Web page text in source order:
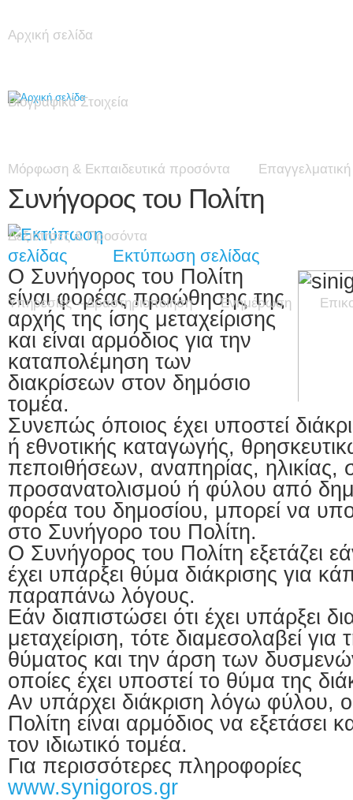
Αρχική σελίδα
Βιογραφικά Στοιχεία
Μόρφωση & Εκπαιδευτικά προσόντα Επαγγελματική
Δεξιότητες & Προσόντα
Υπηρεσίες – Δραστηριοποίηση Ενημέρωση
Συνήγορος του Πολίτη
Εκτύπωση σελίδας
Ο Συνήγορος του Πολίτη
είναι φορέας προώθησης της
αρχής της ίσης μεταχείρισης
και είναι αρμόδιος για την
καταπολέμηση των
διακρίσεων στον δημόσιο
τομέα.
Συνεπώς όποιος έχει υποστεί
ή εθνοτικής καταγωγής,
πεποιθήσεων, αναπηρίας, ηλικίας,
προσανατολισμού ή φύλου από
φορέα του δημοσίου, μπορεί να
στο Συνήγορο του Πολίτη.
Ο Συνήγορος του Πολίτη εξετάζει
έχει υπάρξει θύμα διάκρισης για
παραπάνω λόγους.
Εάν διαπιστώσει ότι έχει υπάρξει
μεταχείριση, τότε διαμεσολαβεί
θύματος και την άρση των
οποίες έχει υποστεί το θύμα της
Αν υπάρχει διάκριση λόγω φύλου,
Πολίτη είναι αρμόδιος να εξετάσει
τον ιδιωτικό τομέα.
Για περισσότερες πληροφορίες
www.synigoros.gr